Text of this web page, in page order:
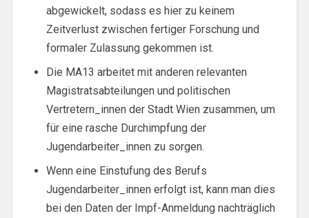
abgewickelt, sodass es hier zu keinem
Zeitverlust zwischen fertiger Forschung und
formaler Zulassung gekommen ist.
Die MA13 arbeitet mit anderen relevanten
Magistratsabteilungen und politischen
Vertretern_innen der Stadt Wien zusammen, um
für eine rasche Durchimpfung der
Jugendarbeiter_innen zu sorgen.
Wenn eine Einstufung des Berufs
Jugendarbeiter_innen erfolgt ist, kann man dies
bei den Daten der Impf-Anmeldung nachträglich